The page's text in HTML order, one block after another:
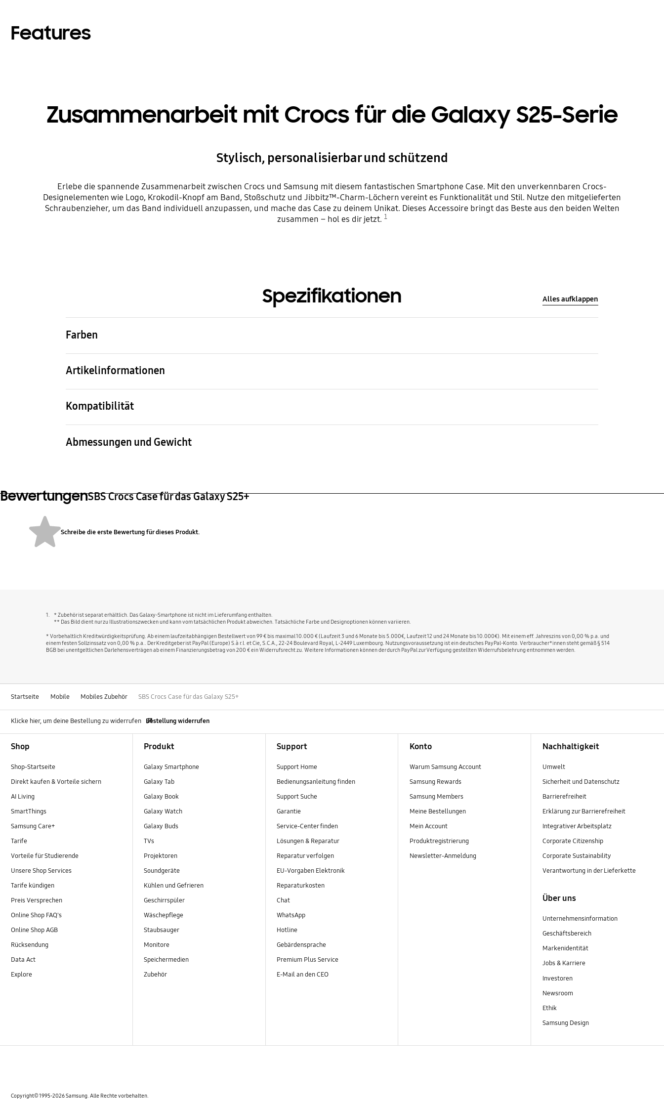
Features
Zusammenarbeit mit Crocs für die Galaxy S25-Serie
Stylisch, personalisierbar und schützend
Erlebe die spannende Zusammenarbeit zwischen Crocs und Samsung mit diesem fantastischen Smartphone Case. Mit den unverkennbaren Crocs-
Designelementen wie Logo, Krokodil-Knopf am Band, Stoßschutz und Jibbitz™-Charm-Löchern vereint es Funktionalität und Stil. Nutze den mitgelieferten
Schraubenzieher, um das Band individuell anzupassen, und mache das Case zu deinem Unikat. Dieses Accessoire bringt das Beste aus den beiden Welten
zusammen – hol es dir jetzt. 1
Spezifikationen Alles aufklappen
Farben
Artikelinformationen
SBS Crocs Case für das Galaxy S25+
Kompatibilität
Abmessungen und Gewicht
BewertungenSBS Crocs Case für das Galaxy S25+
Schreibe die erste Bewertung für dieses Produkt.
1.
* Zubehör ist separat erhältlich. Das Galaxy-Smartphone ist nicht im Lieferumfang enthalten.
** Das Bild dient nur zu Illustrationszwecken und kann vom tatsächlichen Produkt abweichen. Tatsächliche Farbe und Designoptionen können variieren.
* Vorbehaltlich Kreditwürdigkeitsprüfung. Ab einem laufzeitabhängigen Bestellwert von 99 € bis maximal 10.000 € (Laufzeit 3 und 6 Monate bis 5.000€, Laufzeit 12 und 24 Monate bis 10.000€). Mit einem eff. Jahreszins von 0,00 % p.a. und
einem festen Sollzinssatz von 0,00 % p.a.. Der Kreditgeber ist PayPal (Europe) S.à r.l. et Cie, S.C.A., 22-24 Boulevard Royal, L-2449 Luxembourg. Nutzungsvoraussetzung ist ein deutsches PayPal-Konto. Verbraucher*innen steht gemäß § 514
BGB bei unentgeltlichen Darlehensverträgen ab einem Finanzierungsbetrag von 200 € ein Widerrufsrecht zu. Weitere Informationen können der durch PayPal zur Verfügung gestellten Widerrufsbelehrung entnommen werden.
Startseite Mobile Mobiles Zubehör SBS Crocs Case für das Galaxy S25+
Klicke hier, um deine Bestellung zu widerrufen Bestellung widerrufen
Shop
Shop-Startseite
Direkt kaufen & Vorteile sichern
AI Living
SmartThings
Samsung Care+
Tarife
Vorteile für Studierende
Unsere Shop Services
Tarife kündigen
Preis Versprechen
Online Shop FAQ's
Online Shop AGB
Rücksendung
Data Act
Explore
Produkt
Galaxy Smartphone
Galaxy Tab
Galaxy Book
Galaxy Watch
Galaxy Buds
TVs
Projektoren
Soundgeräte
Kühlen und Gefrieren
Geschirrspüler
Wäschepflege
Staubsauger
Monitore
Speichermedien
Zubehör
Support
Support Home
Bedienungsanleitung finden
Support Suche
Garantie
Service-Center finden
Lösungen & Reparatur
Reparatur verfolgen
EU-Vorgaben Elektronik
Reparaturkosten
Chat
WhatsApp
Hotline
Gebärdensprache
Premium Plus Service
E-Mail an den CEO
Konto
Warum Samsung Account
Samsung Rewards
Samsung Members
Meine Bestellungen
Mein Account
Produktregistrierung
Newsletter-Anmeldung
Nachhaltigkeit
Umwelt
Sicherheit und Datenschutz
Barrierefreiheit
Erklärung zur Barrierefreiheit
Integrativer Arbeitsplatz
Corporate Citizenship
Corporate Sustainability
Verantwortung in der Lieferkette
Über uns
Unternehmensinformation
Geschäftsbereich
Markenidentität
Jobs & Karriere
Investoren
Newsroom
Ethik
Samsung Design
Copyright© 1995-2026 Samsung. Alle Rechte vorbehalten.